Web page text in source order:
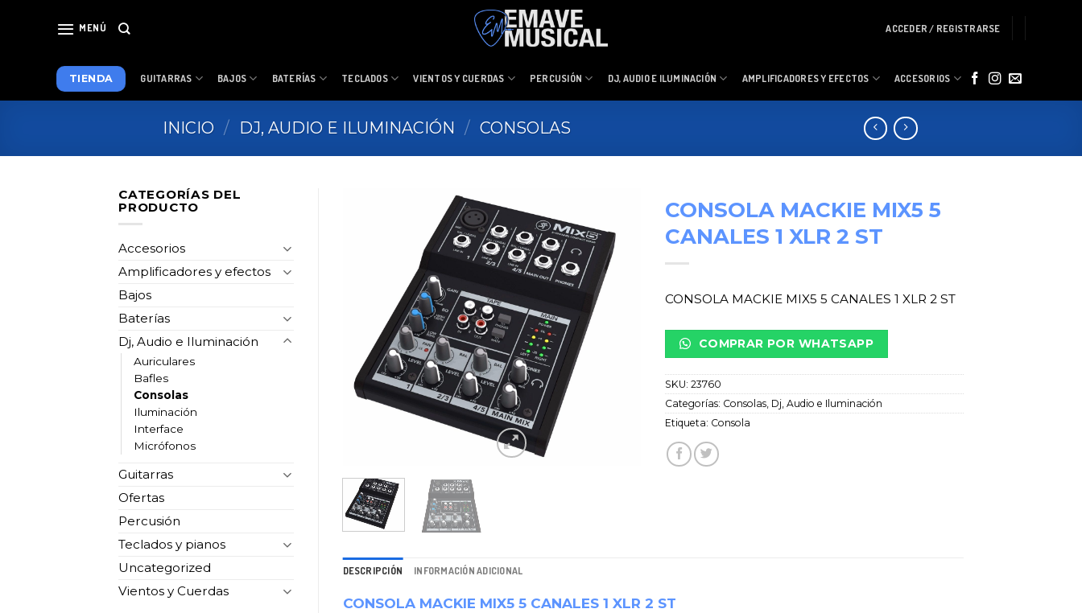
MENÚ ACCEDER / REGISTRARSE
TIENDA GUITARRAS BAJOS BATERÍAS TECLADOS VIENTOS Y CUERDAS PERCUSIÓN DJ, AUDIO E ILUMINACIÓN AMPLIFICADORES Y EFECTOS ACCESORIOS
INICIO / DJ, AUDIO E ILUMINACIÓN / CONSOLAS
CATEGORÍAS DEL
PRODUCTO
Accesorios
Amplificadores y efectos
Bajos
Baterías
Dj, Audio e Iluminación
Auriculares
Bafles
Consolas
Iluminación
Interface
Micrófonos
Guitarras
Ofertas
Percusión
Teclados y pianos
Uncategorized
Vientos y Cuerdas
CONSOLA MACKIE MIX5 5
CANALES 1 XLR 2 ST
CONSOLA MACKIE MIX5 5 CANALES 1 XLR 2 ST
COMPRAR POR WHATSAPP
SKU:23760
Categorías: Consolas Dj, Audio e Iluminación
Etiqueta: Consola
DESCRIPCIÓN INFORMACIÓN ADICIONAL
CONSOLA MACKIE MIX5 5 CANALES 1 XLR 2 ST